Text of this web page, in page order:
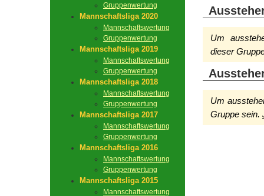
Gruppenwertung
Mannschaftsliga 2020
Mannschaftswertung
Gruppenwertung
Mannschaftsliga 2019
Mannschaftswertung
Gruppenwertung
Mannschaftsliga 2018
Mannschaftswertung
Gruppenwertung
Mannschaftsliga 2017
Mannschaftswertung
Gruppenwertung
Mannschaftsliga 2016
Mannschaftswertung
Gruppenwertung
Mannschaftsliga 2015
Mannschaftswertung
Um
dieser
Um
Gruppe sein.